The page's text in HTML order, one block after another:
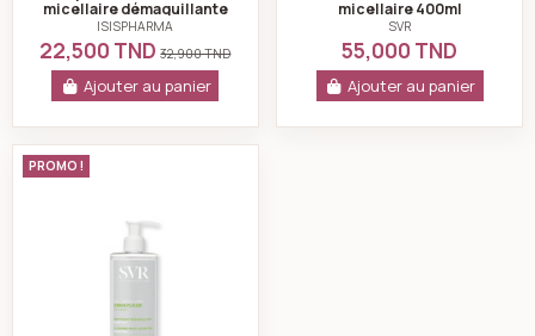
micellaire démaquillante
apaisante peaux
sensibles à rougeurs...
ISISPHARMA
22,500 TND32,900 TND
Ajouter au panier
micellaire 400ml
SVR
55,000 TND
Ajouter au panier
PROMO !